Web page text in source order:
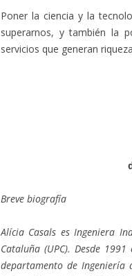
Poner la ciencia y la
superarnos, y también la
servicios que generan
Breve biografía
Alícia Casals es Ingeniera
Cataluña (UPC). Desde
departamento de Ingeniería